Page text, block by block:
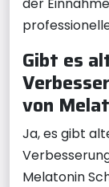
Gibt es
von
Ja, es gibt
Melatonin